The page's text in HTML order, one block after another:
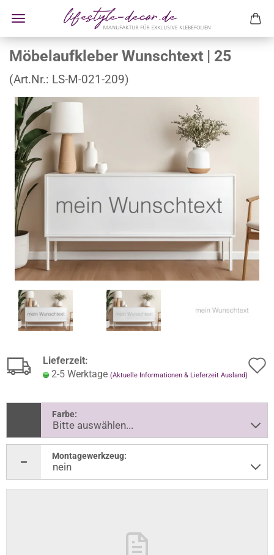
Möbelaufkleber Wunschtext | 25
(Art.Nr.: LS-M-021-209)
Lieferzeit:
2-5 Werktage (Aktuelle Informationen & Lieferzeit Ausland)
Farbe:
Montagewerkzeug: